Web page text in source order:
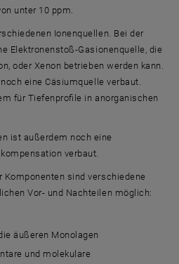
unter 10 ppm.
Ionenquellen. Bei der
Elektronenstoß-Gasionenquelle, die
oder Xenon betrieben werden kann.
eine Cäsiumquelle verbaut.
für Tiefenprofile in anorganischen
ist außerdem noch eine
verbaut.
Komponenten sind verschiedene
Vor- und Nachteilen möglich:
äußeren Monolagen
und molekulare